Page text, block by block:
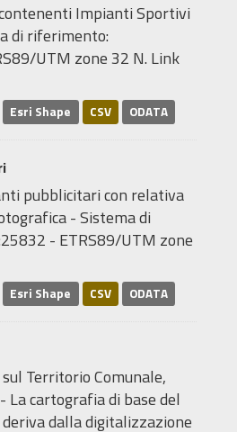
Impianti Sportivi
di riferimento:
UTM zone 32 N. Link
Esri Shape CSV ODATA
pubblicitari con relativa
- Sistema di
- ETRS89/UTM zone
Esri Shape CSV ODATA
Territorio Comunale,
cartografia di base del
deriva dalla digitalizzazione